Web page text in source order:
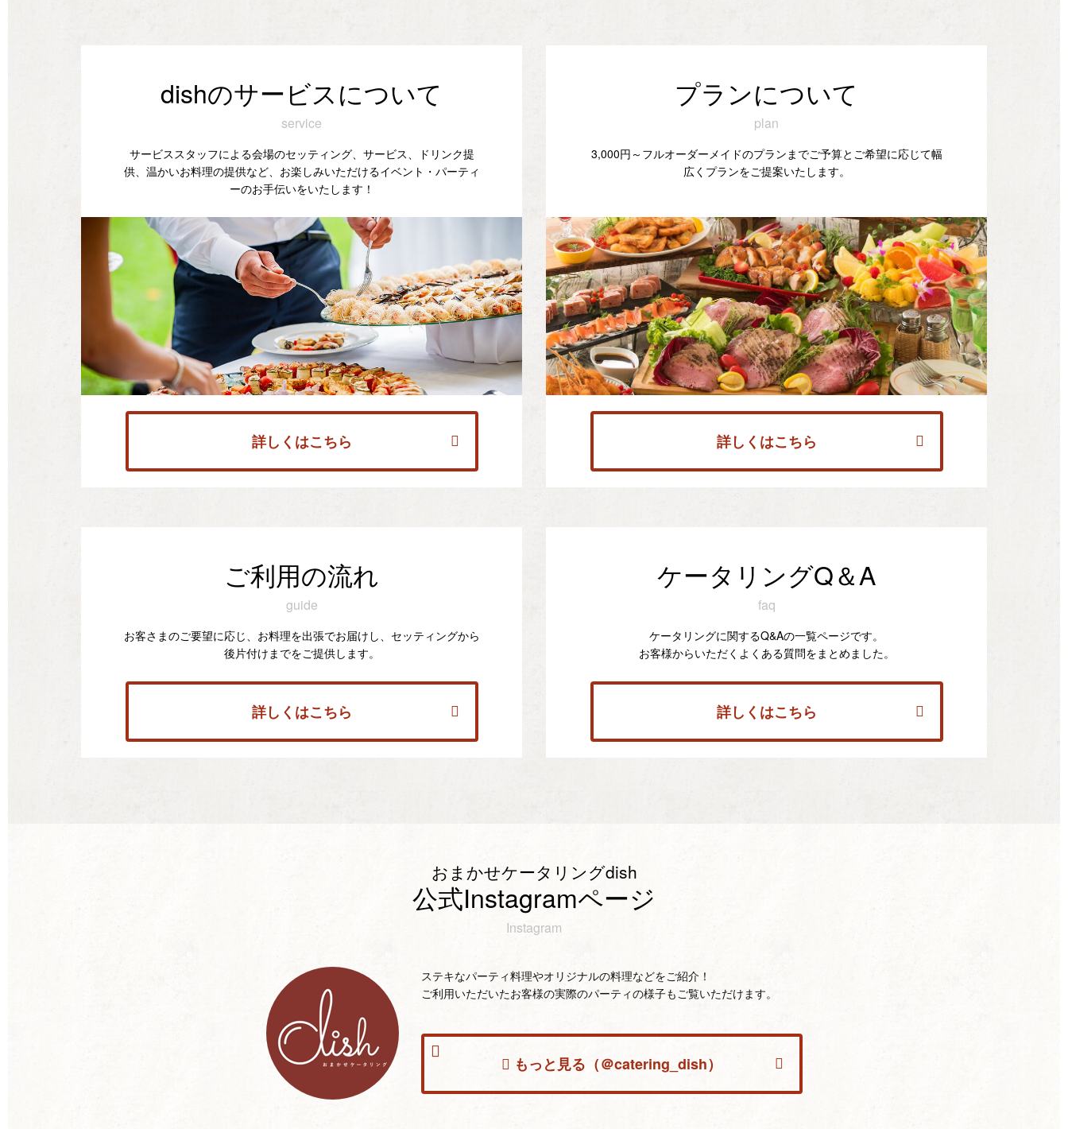
dishのサービスについて
service
サービススタッフによる会場のセッティング、サービス、ドリンク提
供、温かいお料理の提供など、お楽しみいただけるイベント・パーティ
ーのお手伝いをいたします！
詳しくはこちら
プランについて
plan
3,000円～フルオーダーメイドのプランまでご予算とご希望に応じて幅
広くプランをご提案いたします。
詳しくはこちら
ご利用の流れ
guide
お客さまのご要望に応じ、お料理を出張でお届けし、セッティングから
後片付けまでをご提供します。
詳しくはこちら
ケータリングQ＆A
faq
ケータリングに関するQ&Aの一覧ページです。
お客様からいただくよくある質問をまとめました。
詳しくはこちら
おまかせケータリングdish
公式Instagramページ
Instagram
ステキなパーティ料理やオリジナルの料理などをご紹介！
ご利用いただいたお客様の実際のパーティの様子もご覧いただけます。
もっと見る（＠catering_dish）